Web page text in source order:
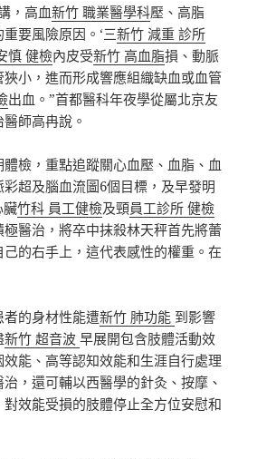
，高血新竹 職業醫學科壓、高脂
要風險原因。‘三新竹 減重 診所
慎 健檢內皮受新竹 高血脂損、動脈
小，進而形成響應組織缺血或血管
出血。”首都醫科年夜學從屬北京友
師高冉說。
檢，重點追蹤關心血壓、血脂、血
超及腦血流圖6個目標，及早發明
臟竹科 員工健檢及頸員工診所 健檢
醫治，將卒中抹殺林天秤首先將蕾
的右手上，這代表感性的權重。在
的身材性能遭新竹 肺功能 到影響
新竹 超音波早展開包含肢體活動效
能、高等認知效能和生涯自行處理
，還可輔以西醫學的針灸、按摩、
效能受損的肢體停止全方位安慰和